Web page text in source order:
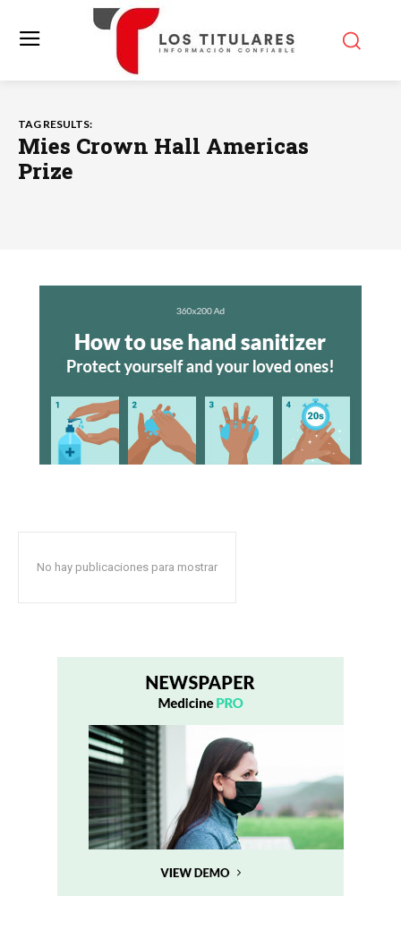
TAG RESULTS:
Mies Crown Hall Americas
Prize
No hay publicaciones para mostrar